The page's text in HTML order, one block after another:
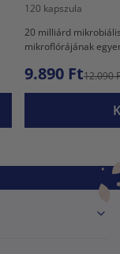
120 kapszula
20 milliárd
mikroflórájának
9.890 Ft12.090